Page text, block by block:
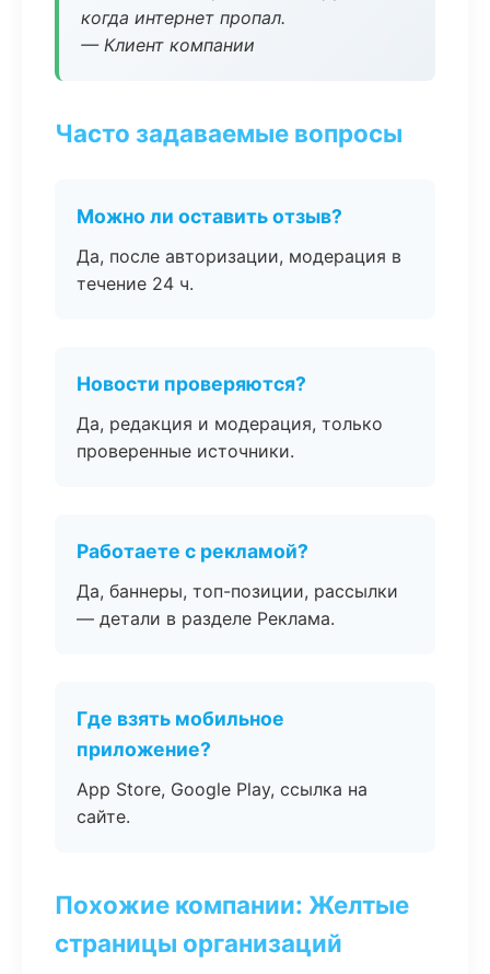
когда интернет пропал.
— Клиент компании
Часто задаваемые вопросы
Можно ли оставить отзыв?
Да, после авторизации, модерация в
течение 24 ч.
Новости проверяются?
Да, редакция и модерация, только
проверенные источники.
Работаете с рекламой?
Да, баннеры, топ-позиции, рассылки
— детали в разделе Реклама.
Где взять мобильное
приложение?
App Store, Google Play, ссылка на
сайте.
Похожие компании: Желтые
страницы организаций